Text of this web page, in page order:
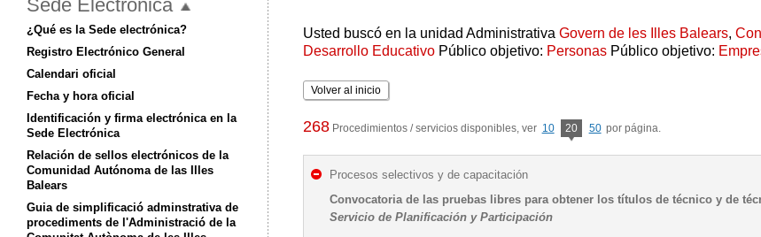
Usted buscó en la unidad AdministrativaGovern de les Illes Balears,
Desarrollo Educativo Público objetivo: Personas Público objetivo:
Volver al inicio
268 Procedimientos / servicios disponibles, ver 10 20 50 por página.
Procesos selectivos y de capacitación
Convocatoria de las pruebas libres para obtener los títulos de técnico y de
Servicio de Planificación y Participación
Sede Electrónica
¿Qué es la Sede electrónica?
Registro Electrónico General
Calendari oficial
Fecha y hora oficial
Identificación y firma electrónica en la
Sede Electrónica
Relación de sellos electrónicos de la
Comunidad Autónoma de las Illes
Balears
Guia de simplificació adminstrativa de
procediments de l'Administració de la